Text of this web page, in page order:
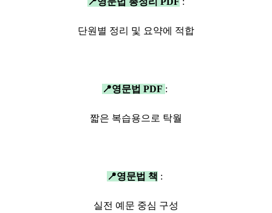
단원별 정리 및 요약에 적합
📍영문법 PDF :
짧은 복습용으로 탁월
📍영문법 책 :
실전 예문 중심 구성